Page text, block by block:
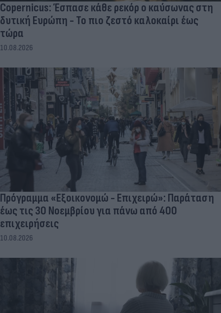
Copernicus: Έσπασε κάθε ρεκόρ ο καύσωνας στη
δυτική Ευρώπη - Το πιο ζεστό καλοκαίρι έως
τώρα
10.08.2026
Πρόγραμμα «Εξοικονομώ - Επιχειρώ»: Παράταση
έως τις 30 Νοεμβρίου για πάνω από 400
επιχειρήσεις
10.08.2026